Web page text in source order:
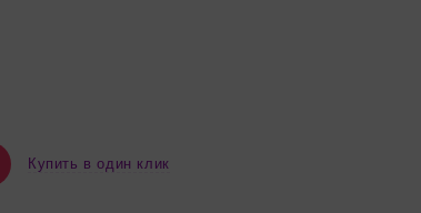
Купить в один клик